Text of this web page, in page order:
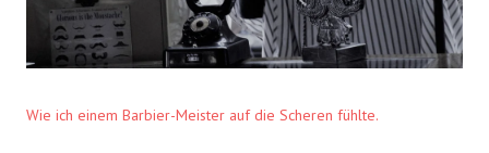
Wie ich einem Barbier-Meister auf die Scheren fühlte.